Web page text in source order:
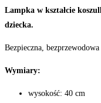
Lampka w kształcie
dziecka.
Bezpieczna,
Wymiary:
wysokość: 40 cm